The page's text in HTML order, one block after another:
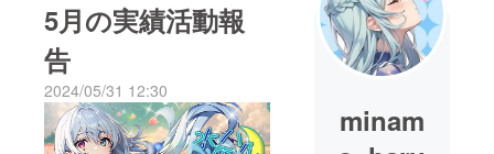
5月の実績活動報
告
2024/05/31 12:30
minam